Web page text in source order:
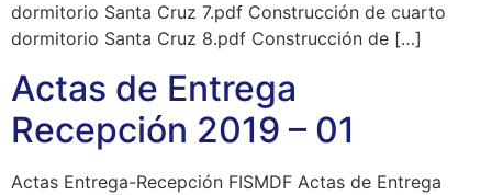
dormitorio Santa Cruz 7.pdf Construcción de cuarto
dormitorio Santa Cruz 8.pdf Construcción de […]
Actas de Entrega
Recepción 2019 – 01
Actas Entrega-Recepción FISMDF Actas de Entrega